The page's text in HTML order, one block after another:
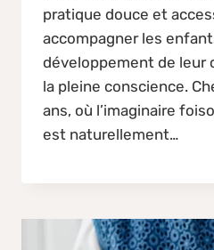
pratique douce et
accompagner les
développement de leur
la pleine conscience.
ans, où l’imaginaire
est naturellement…